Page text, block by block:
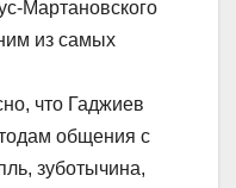
Мартановского
из самых
что Гаджиев
общения с
зуботычина,